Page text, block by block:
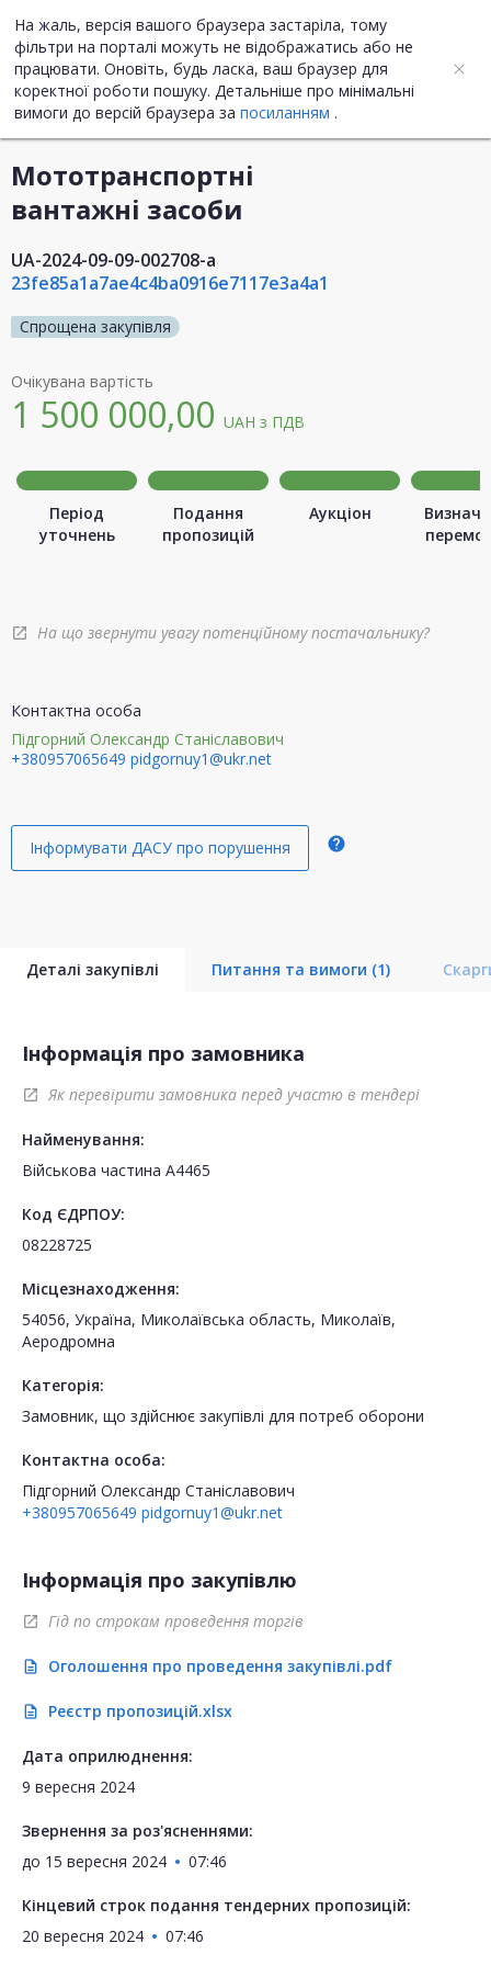
На жаль, версія вашого браузера застаріла, тому
фільтри на порталі можуть не відображатись або не
працювати. Оновіть, будь ласка, ваш браузер для
коректної роботи пошуку. Детальніше про мінімальні
вимоги до версій браузера за посиланням .
UA ENG
Інформація про закупівлю
Мототранспортні
вантажні засоби
UA-2024-09-09-002708-a
23fe85a1a7ae4c4ba0916e7117e3a4a1
Спрощена закупівля
Очікувана вартість
1 500 000,00 UAH з ПДВ
Період
уточнень
Подання
пропозицій
Аукціон
open_in_new На що звернути увагу потенційному постачальнику?
Контактна особа
Підгорний Олександр Станіславович
+380957065649 pidgornuy1@ukr.net
Інформувати ДАСУ про порушення help
Деталі закупівлі Питання та вимоги (1)
Інформація про замовника
open_in_new Як перевірити замовника перед участю в тендері
Найменування:
Військова частина А4465
Код ЄДРПОУ:
08228725
Місцезнаходження:
54056, Україна, Миколаївська область, Миколаїв,
Аеродромна
Категорія:
Замовник, що здійснює закупівлі для потреб оборони
Контактна особа:
Підгорний Олександр Станіславович
+380957065649 pidgornuy1@ukr.net
Інформація про закупівлю
open_in_new Гід по строкам проведення торгів
description Оголошення про проведення закупівлі.pdf
description Реєстр пропозицій.xlsx
Дата оприлюднення:
9 вересня 2024
Звернення за роз'ясненнями:
до 15 вересня 2024 07:46
Кінцевий строк подання тендерних пропозицій:
20 вересня 2024
07:46